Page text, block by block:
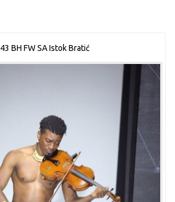
43 BH FW SA Istok Bratić